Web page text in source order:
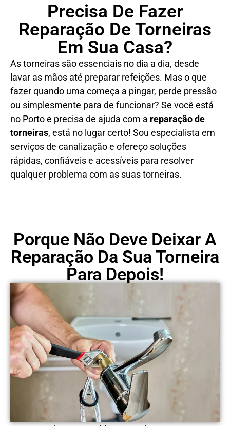
Precisa De Fazer
Reparação De Torneiras
Em Sua Casa?
As torneiras são essenciais no dia a dia, desde
lavar as mãos até preparar refeições. Mas o que
fazer quando uma começa a pingar, perde pressão
ou simplesmente para de funcionar? Se você está
no Porto e precisa de ajuda com a reparação de
torneiras, está no lugar certo! Sou especialista em
serviços de canalização e ofereço soluções
rápidas, confiáveis e acessíveis para resolver
qualquer problema com as suas torneiras.
Porque Não Deve Deixar A
Reparação Da Sua Torneira
Para Depois!